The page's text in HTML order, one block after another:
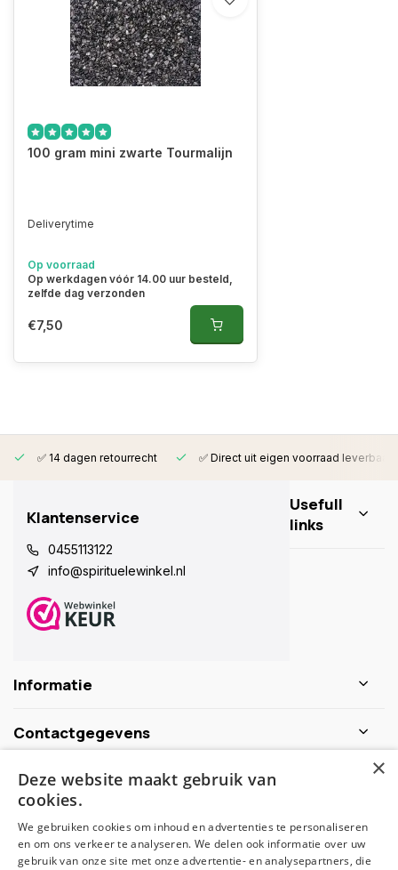
100 gram mini zwarte Tourmalijn
Deliverytime
Op voorraad
Op werkdagen vóór 14.00 uur besteld,
zelfde dag verzonden
€7,50
✅ 14 dagen retourrecht ✅ Direct uit eigen voorraad leverbaar
Klantenservice
0455113122
info@spirituelewinkel.nl
Usefull
links
Informatie
Contactgegevens
Schijf je nu in voor de nieuwsbrief
Abonneer
×
Deze website maakt gebruik van
cookies.
We gebruiken cookies om inhoud en advertenties te personaliseren
en om ons verkeer te analyseren. We delen ook informatie over uw
gebruik van onze site met onze advertentie- en analysepartners, die